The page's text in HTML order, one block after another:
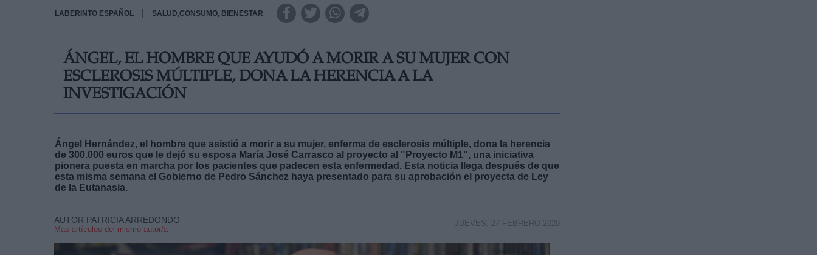
LABERINTO ESPAÑOL SALUD,CONSUMO, BIENESTAR
ÁNGEL, EL HOMBRE QUE AYUDÓ A MORIR A SU MUJER CON
ESCLEROSIS MÚLTIPLE, DONA LA HERENCIA A LA
INVESTIGACIÓN
Ángel Hernández, el hombre que asistió a morir a su mujer, enferma de esclerosis múltiple, dona la herencia
de 300.000 euros que le dejó su esposa María José Carrasco al proyecto al "Proyecto M1", una iniciativa
pionera puesta en marcha por los pacientes que padecen esta enfermedad. Esta noticia llega después de que
esta misma semana el Gobierno de Pedro Sánchez haya presentado para su aprobación el proyecta de Ley
de la Eutanasia.
AUTOR PATRICIA ARREDONDO
Mas artículos del mismo autor/a
JUEVES, 27 FEBRERO 2020